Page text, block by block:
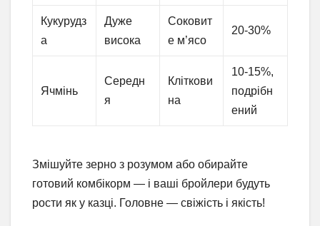
Кукурудз
а
Дуже
висока
Соковит
е м’ясо
20-30%
Ячмінь
Середн
я
Кліткови
на
10-15%,
подрібн
ений
Змішуйте зерно з розумом або обирайте
готовий комбікорм — і ваші бройлери будуть
рости як у казці. Головне — свіжість і якість!